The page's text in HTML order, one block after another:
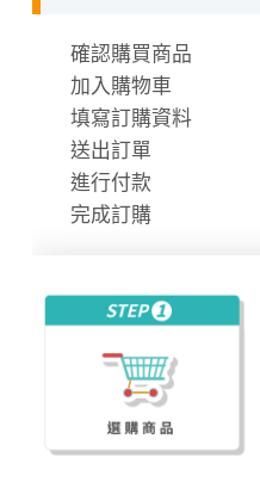
數位學堂採用上網「預
每次預約的時間分成「
一天約有 2 至 4 場次可供
因此，若無法準時至數
確認購買商品
加入購物車
填寫訂購資料
送出訂單
進行付款
完成訂購